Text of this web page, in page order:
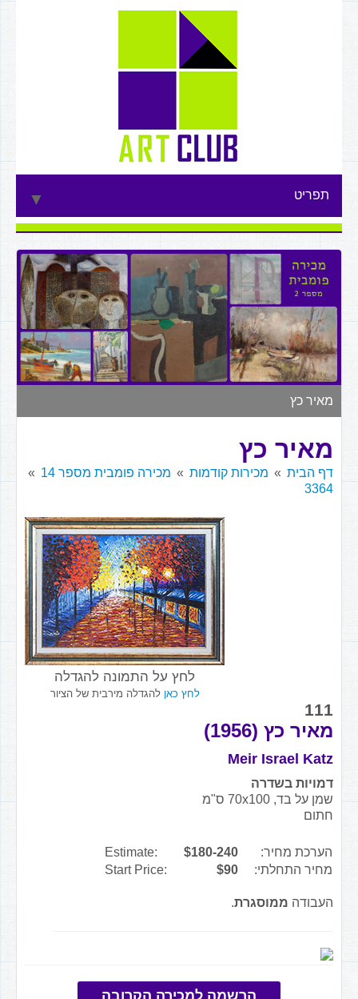
תפריט ▼
▼
▼
▼
▼
מאיר כץ
מאיר כץ
דף הבית מכירות קודמות
מכירה פומבית מספר 14
3364
לחץ על התמונה להגדלה
לחץ כאן להגדלה מירבית של הציור
111
מאיר כץ (1956)
Meir Israel Katz
דמויות בשדרה
שמן על בד, 70x100 ס"מ
חתום
הערכת מחיר: $180-240
Estimate:
מחיר התחלתי:
$90
Start Price:
העבודה ממוסגרת.